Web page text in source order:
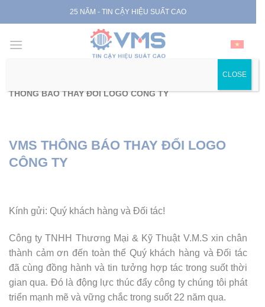
to
25 NĂM - TIN CẬY HIỆU SUẤT CAO
VMS
THÔNG BÁO THAY ĐỔI LOGO CÔNG TY
VMS THÔNG BÁO THAY ĐỔI LOGO
CÔNG TY
Kính gửi: Quý khách hàng và Đối tác!
Công ty TNHH Thương Mại & Kỹ Thuật V.M.S xin chân
thành cảm ơn đến toàn thể Quý khách hàng và Đối tác
đã cùng đồng hành và tin tưởng hợp tác trong suốt thời
gian qua. Đó là động lực thúc đẩy công ty chúng tôi phát
triển mạnh mẽ và vững chắc trong suốt 22 năm qua.
CLOSE